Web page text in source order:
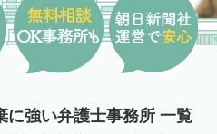
に強い弁護士事務所 一覧